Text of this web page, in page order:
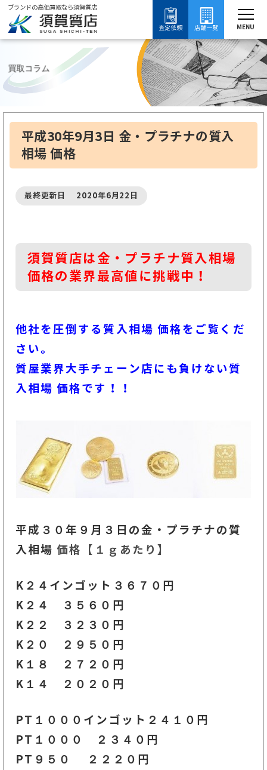
ブランドの高価買取なら須賀質店
査定依頼
店舗一覧 MENU
ブランド買取 買取コラム 質入れ・質預かり 金・プラチナの質入れについて知る
買取コラム
平成30年9月3日 金・プラチナの質入
相場 価格
最終更新日 2020年6月22日
須賀質店は金・プラチナ質入相場
価格の業界最高値に挑戦中！
他社を圧倒する質入相場 価格をご覧くだ
さい。
質屋業界大手チェーン店にも負けない質
入相場 価格です！！
平成３０年９月３ 日の金・プラチナの質
入相場価格【１ｇあたり】
K２４インゴット３６７０円
K２４ ３５６０ 円
K２２ ３２３０ 円
K２０ ２９５０円
K１８ ２７２０円
K１４ ２０２０円
PT１０００インゴット２４１ ０円
PT１０００ ２３４０円
PT９５０ ２２２０ 円